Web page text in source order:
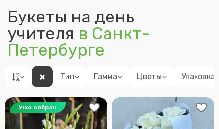
Букеты на день
учителя в Санкт-
Петербурге
Тип Гамма Цветы Упаковка
Уже собран